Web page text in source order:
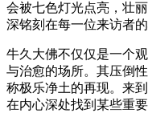
会被七色灯光点亮，壮
深铭刻在每一位来访者的
牛久大佛不仅仅是一个
与治愈的场所。其压倒
称极乐净土的再现。来
在内心深处找到某些重要